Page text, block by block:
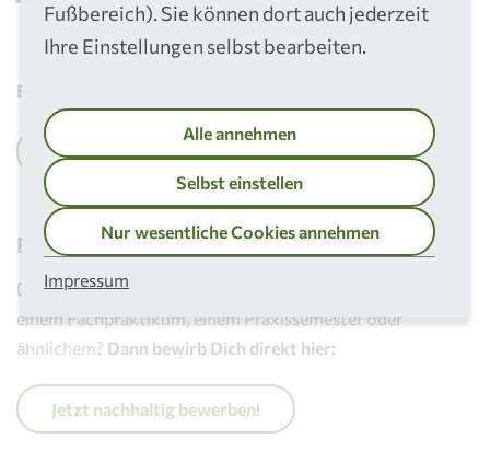
folgende E-Mail-Adresse wenden:bewerben@rsag.de
Bewirb Dich jetzt online für ein Schülerpraktikum:
Jetzt nachhaltig bewerben!
Freiwilliges Praktikum, Fachpraktikum & Co.
Du bist auf der Suche nach einem freiwilligen Praktikum,
einem Fachpraktikum, einem Praxissemester oder
ähnlichem? Dann bewirb Dich direkt hier:
Jetzt nachhaltig bewerben!
Fußbereich). Sie können dort auch jederzeit
Ihre Einstellungen selbst bearbeiten.
Alle annehmen
Selbst einstellen
Nur wesentliche Cookies annehmen
Impressum